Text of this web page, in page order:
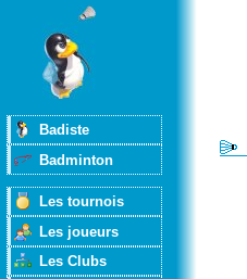
Badiste
Badminton
Les tournois
Les joueurs
Les Clubs